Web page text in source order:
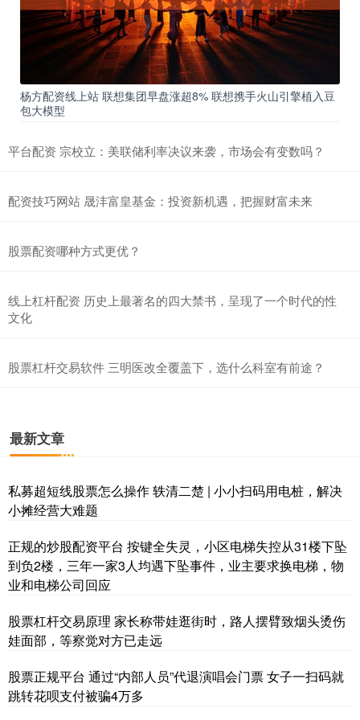
杨方配资线上站 联想集团早盘涨超8% 联想携手火山引擎植入豆
包大模型
平台配资 宗校立：美联储利率决议来袭，市场会有变数吗？
配资技巧网站 晟沣富皇基金：投资新机遇，把握财富未来
股票配资哪种方式更优？
线上杠杆配资 历史上最著名的四大禁书，呈现了一个时代的性
文化
股票杠杆交易软件 三明医改全覆盖下，选什么科室有前途？
最新文章
私募超短线股票怎么操作 轶清二楚 | 小小扫码用电桩，解决
小摊经营大难题
正规的炒股配资平台 按键全失灵，小区电梯失控从31楼下坠
到负2楼，三年一家3人均遇下坠事件，业主要求换电梯，物
业和电梯公司回应
股票杠杆交易原理 家长称带娃逛街时，路人摆臂致烟头烫伤
娃面部，等察觉对方已走远
股票正规平台 通过“内部人员”代退演唱会门票 女子一扫码就
跳转花呗支付被骗4万多